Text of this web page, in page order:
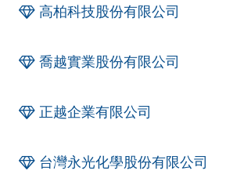
高柏科技股份有限公司
喬越實業股份有限公司
正越企業有限公司
台灣永光化學股份有限公司